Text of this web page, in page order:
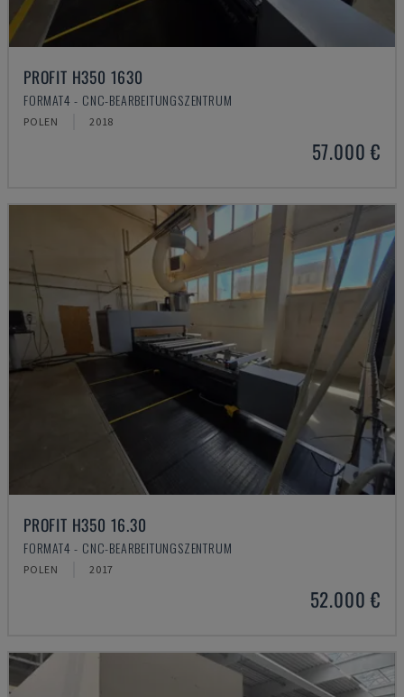
PROFIT H350 1630
FORMAT4 - CNC-BEARBEITUNGSZENTRUM
POLEN 2018
57.000 €
PROFIT H350 16.30
FORMAT4 - CNC-BEARBEITUNGSZENTRUM
POLEN 2017
52.000 €